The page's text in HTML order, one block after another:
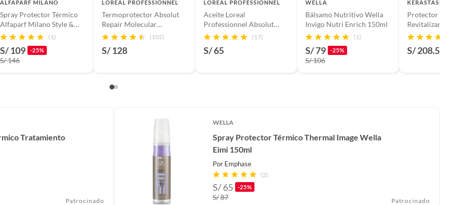
ALFAPARF MILANO
Spray Protector Térmico
Alfaparf Milano Style &
Care Thermal Protector
(1)
S/ 109 -25%
S/ 146
LOREAL PROFESSIONNEL
Termoprotector Absolut
Repair Molecular
reparación molecular
ml
(102)
S/ 128
LOREAL PROFESSIONNEL
Aceite Loreal
Professionnel Absolut
Repair 30ml
(17)
S/ 65
WELLA
Bálsamo Nutritivo Wella
Invigo Nutri Enrich 150ml
(1)
S/ 79 -25%
S/ 106
KERASTASE
Protector
Revitalizante
Régénérant
S/ 208.54
Tratamiento
Patrocinado
WELLA
Spray Protector Térmico Thermal Image Wella
Eimi 150ml
Por Emphase
(2)
S/65 -25%
S/87 Patrocinado